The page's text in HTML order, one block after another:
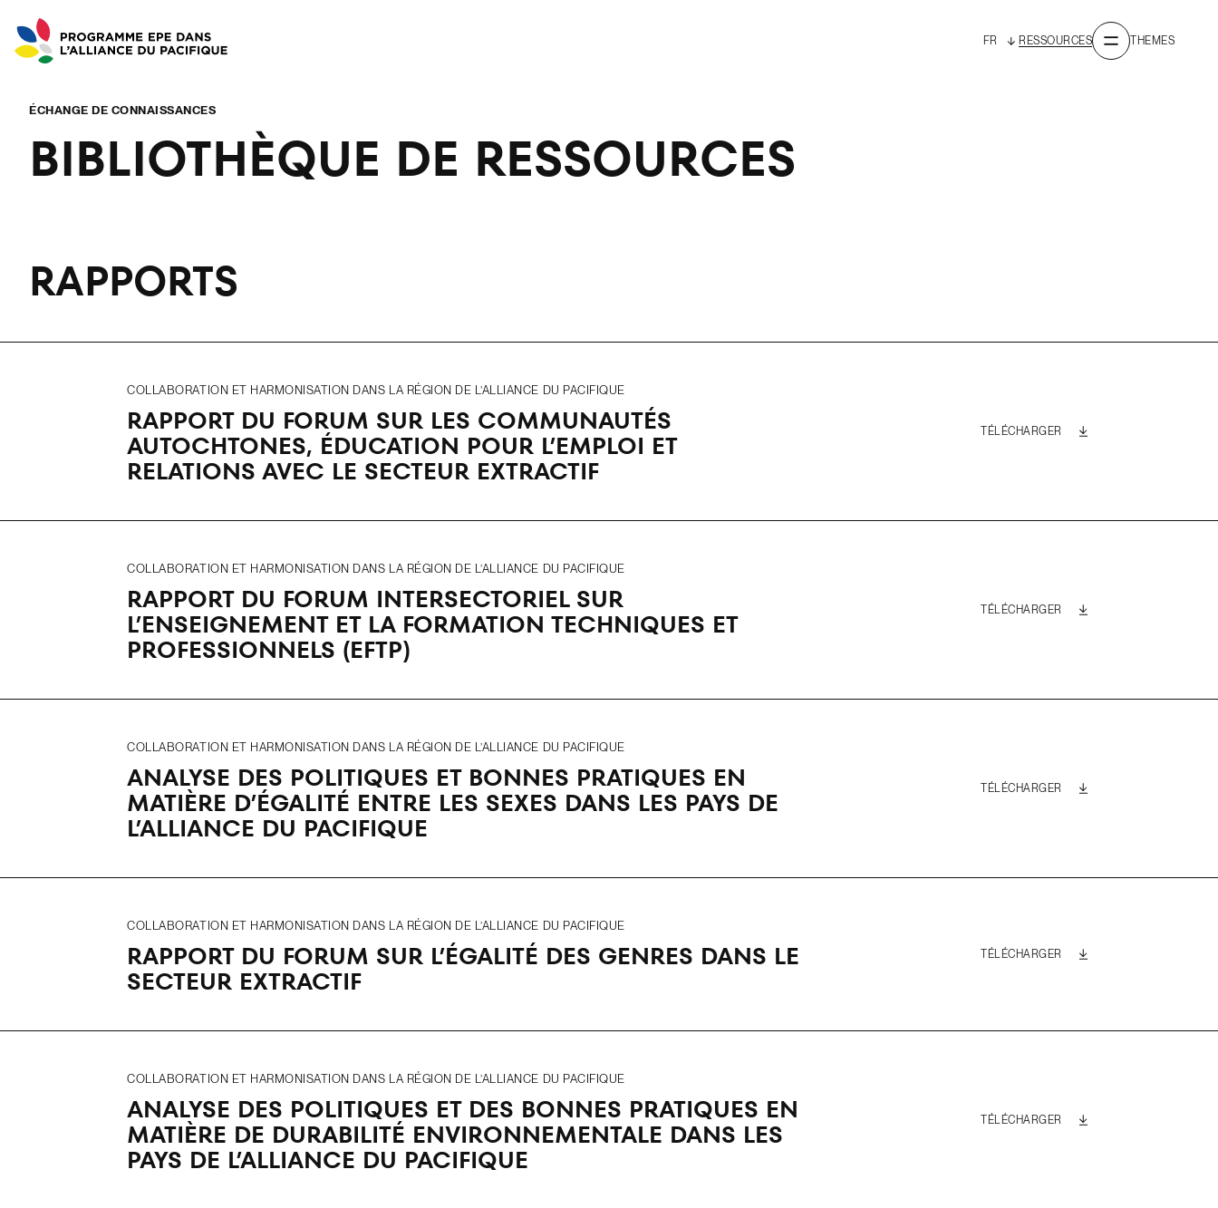
FR RESSOURCES THEMES
ÉCHANGE DE CONNAISSANCES
BIBLIOTHÈQUE DE RESSOURCES
RAPPORTS
COLLABORATION ET HARMONISATION DANS LA RÉGION DE L’ALLIANCE DU PACIFIQUE
RAPPORT DU FORUM SUR LES COMMUNAUTÉS
AUTOCHTONES, ÉDUCATION POUR L’EMPLOI ET
RELATIONS AVEC LE SECTEUR EXTRACTIF
TÉLÉCHARGER
COLLABORATION ET HARMONISATION DANS LA RÉGION DE L’ALLIANCE DU PACIFIQUE
RAPPORT DU FORUM INTERSECTORIEL SUR
L’ENSEIGNEMENT ET LA FORMATION TECHNIQUES ET
PROFESSIONNELS (EFTP)
TÉLÉCHARGER
COLLABORATION ET HARMONISATION DANS LA RÉGION DE L’ALLIANCE DU PACIFIQUE
ANALYSE DES POLITIQUES ET BONNES PRATIQUES EN
MATIÈRE D’ÉGALITÉ ENTRE LES SEXES DANS LES PAYS DE
L’ALLIANCE DU PACIFIQUE
TÉLÉCHARGER
COLLABORATION ET HARMONISATION DANS LA RÉGION DE L’ALLIANCE DU PACIFIQUE
RAPPORT DU FORUM SUR L’ÉGALITÉ DES GENRES DANS LE
SECTEUR EXTRACTIF
TÉLÉCHARGER
COLLABORATION ET HARMONISATION DANS LA RÉGION DE L’ALLIANCE DU PACIFIQUE
ANALYSE DES POLITIQUES ET DES BONNES PRATIQUES EN
MATIÈRE DE DURABILITÉ ENVIRONNEMENTALE DANS LES
PAYS DE L’ALLIANCE DU PACIFIQUE
TÉLÉCHARGER